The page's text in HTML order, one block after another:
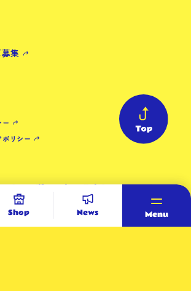
Shop News Menu
集
ー
ポリシー
daytolife.co.jp. All rights reserved.